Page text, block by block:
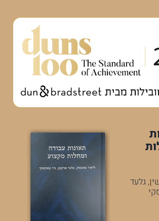
גלעד